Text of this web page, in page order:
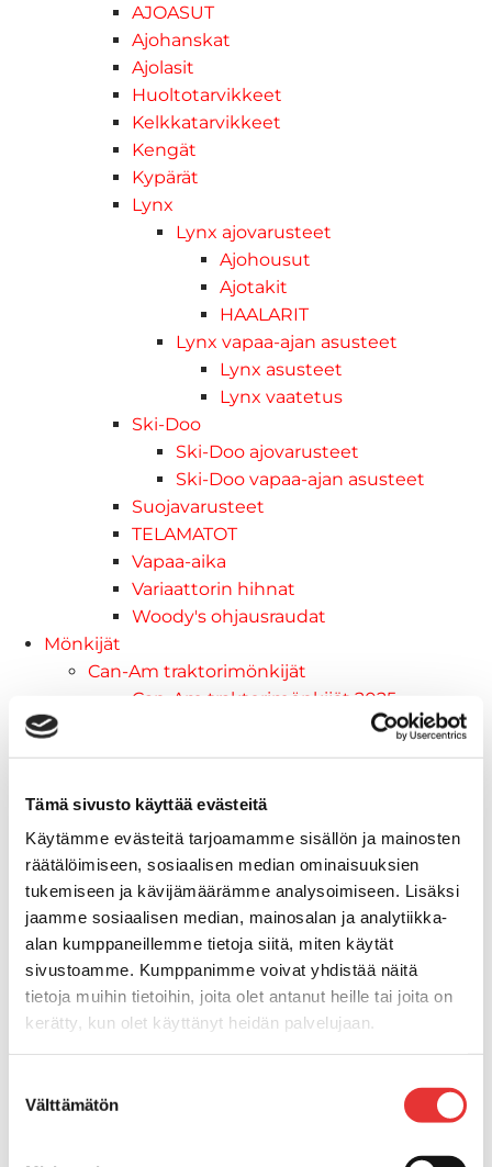
Tämä sivusto käyttää evästeitä
Käytämme evästeitä tarjoamamme sisällön ja mainosten
räätälöimiseen, sosiaalisen median ominaisuuksien
tukemiseen ja kävijämäärämme analysoimiseen. Lisäksi
jaamme sosiaalisen median, mainosalan ja analytiikka-
alan kumppaneillemme tietoja siitä, miten käytät
sivustoamme. Kumppanimme voivat yhdistää näitä
tietoja muihin tietoihin, joita olet antanut heille tai joita on
kerätty, kun olet käyttänyt heidän palvelujaan.
valinta
Välttämätön
AJOASUT
Ajohanskat
Ajolasit
Huoltotarvikkeet
Kelkkatarvikkeet
Kengät
Kypärät
Lynx
Lynx ajovarusteet
Ajohousut
Ajotakit
HAALARIT
Lynx vapaa-ajan asusteet
Lynx asusteet
Lynx vaatetus
Ski-Doo
Ski-Doo ajovarusteet
Ski-Doo vapaa-ajan asusteet
Suojavarusteet
TELAMATOT
Vapaa-aika
Variaattorin hihnat
Woody's ohjausraudat
Mönkijät
Can-Am traktorimönkijät
Can-Am traktorimönkijät 2025
Can-Am traktorimönkijät 2026
Can-Am SSV-Mallit
Traxter 2025
Traxter 2026
Maverick mallisto
Maverick 2025
Maverick 2026
Mönkijöiden lisävarusteet ja -tarvikkeet
Ajolasit
Asusteet
Can-Am varusteet
Huoltotarvikkeet